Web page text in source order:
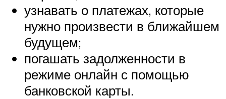
узнавать о платежах, которые
нужно произвести в ближайшем
будущем;
погашать задолженности в
режиме онлайн с помощью
банковской карты.